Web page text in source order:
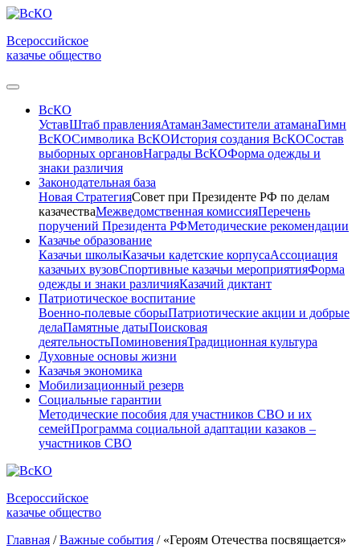
Всероссийское
казачье общество
ВсКО
УставШтаб правленияАтаманЗаместители атаманаГимн
ВсКОСимволика ВсКОИстория создания ВсКОСостав
выборных органовНаграды ВсКОФорма одежды и
знаки различия
Законодательная база
Новая СтратегияСовет при Президенте РФ по делам
казачестваМежведомственная комиссияПеречень
поручений Президента РФМетодические рекомендации
Казачье образование
Казачьи школыКазачьи кадетские корпусаАссоциация
казачьих вузовСпортивные казачьи мероприятияФорма
одежды и знаки различияКазачий диктант
Патриотическое воспитание
Военно-полевые сборыПатриотические акции и добрые
делаПамятные датыПоисковая
деятельностьПоминовенияТрадиционная культура
Духовные основы жизни
Казачья экономика
Мобилизационный резерв
Социальные гарантии
Методические пособия для участников СВО и их
семейПрограмма социальной адаптации казаков –
участников СВО
Всероссийское
казачье общество
Главная / Важные события / «Героям Отечества посвящается»